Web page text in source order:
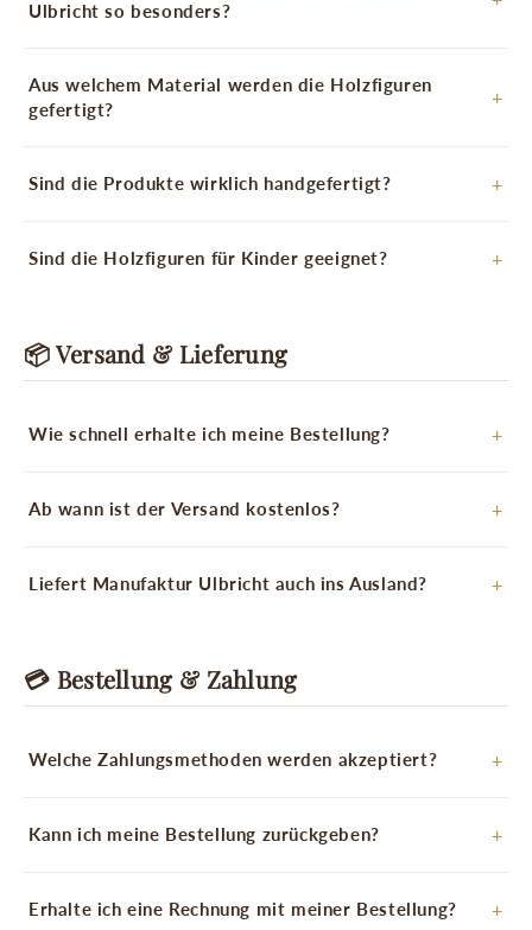
Ulbricht so besonders?
Aus welchem Material werden die Holzfiguren
gefertigt?
Sind die Produkte wirklich handgefertigt?
Sind die Holzfiguren für Kinder geeignet?
📦 Versand & Lieferung
Wie schnell erhalte ich meine Bestellung?
Ab wann ist der Versand kostenlos?
Liefert Manufaktur Ulbricht auch ins Ausland?
💳 Bestellung & Zahlung
Welche Zahlungsmethoden werden akzeptiert?
Kann ich meine Bestellung zurückgeben?
Erhalte ich eine Rechnung mit meiner Bestellung?